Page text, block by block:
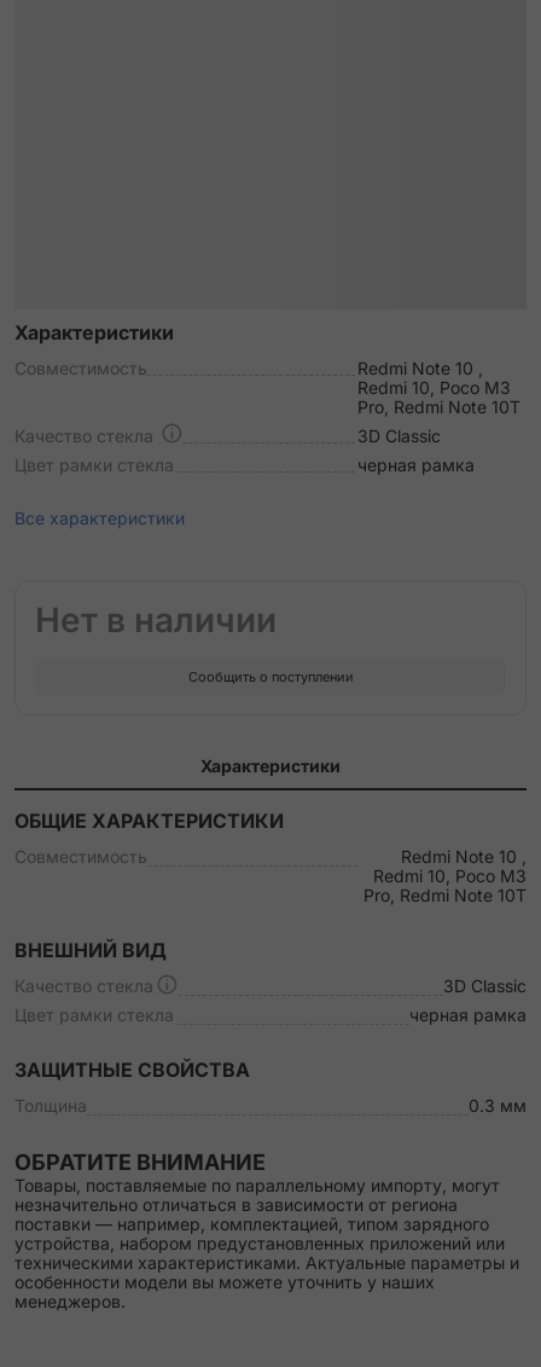
Характеристики
Совместимость
Redmi Note 10 ,
Redmi 10, Poco M3
Pro, Redmi Note 10T
Качество стекла
3D Classic
Цвет рамки стекла
черная рамка
Все характеристики
Нет в наличии
Сообщить о поступлении
Характеристики
ОБЩИЕ ХАРАКТЕРИСТИКИ
Совместимость
Redmi Note 10 ,
Redmi 10, Poco M3
Pro, Redmi Note 10T
ВНЕШНИЙ ВИД
Качество стекла
3D Classic
Цвет рамки стекла
черная рамка
ЗАЩИТНЫЕ СВОЙСТВА
Толщина 0.3 мм
ОБРАТИТЕ ВНИМАНИЕ
Товары, поставляемые по параллельному импорту, могут
незначительно отличаться в зависимости от региона
поставки — например, комплектацией, типом зарядного
устройства, набором предустановленных приложений или
техническими характеристиками. Актуальные параметры и
особенности модели вы можете уточнить у наших
менеджеров.